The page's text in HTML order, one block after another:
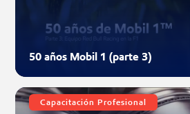
50 años Mobil 1 (parte 3)
Capacitación Profesional